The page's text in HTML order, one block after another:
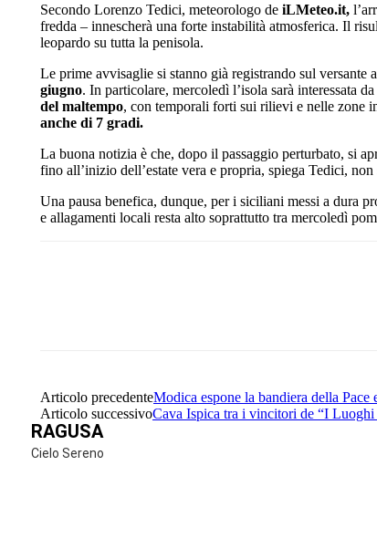
Secondo Lorenzo Tedici, meteorologo de iLMeteo.it,
fredda – innescherà una forte instabilità atmosferica. Il
leopardo su tutta la penisola.
Le prime avvisaglie si stanno già registrando sul versante
giugno. In particolare, mercoledì l’isola sarà interessata
del maltempo, con temporali forti sui rilievi e nelle zone
anche di 7 gradi.
La buona notizia è che, dopo il passaggio perturbato, si
fino all’inizio dell’estate vera e propria, spiega Tedici,
Una pausa benefica, dunque, per i siciliani messi a dura
e allagamenti locali resta alto soprattutto tra mercoledì
Articolo precedenteModica espone la bandiera della Pace
Articolo successivoCava Ispica tra i vincitori de “I
RAGUSA
Cielo Sereno